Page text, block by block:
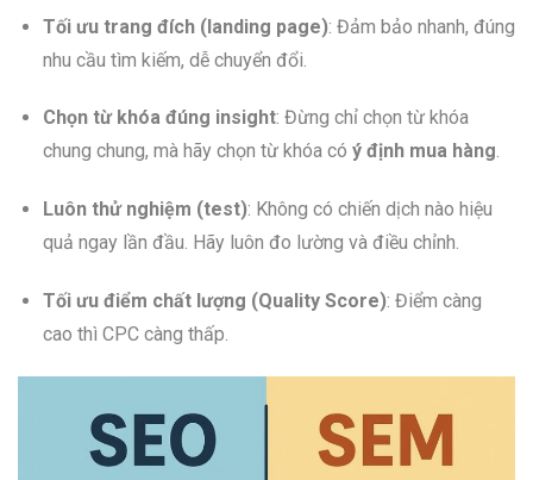
Tối ưu trang đích (landing page): Đảm bảo nhanh, đúng
nhu cầu tìm kiếm, dễ chuyển đổi.
Chọn từ khóa đúng insight: Đừng chỉ chọn từ khóa
chung chung, mà hãy chọn từ khóa có ý định mua hàng.
Luôn thử nghiệm (test): Không có chiến dịch nào hiệu
quả ngay lần đầu. Hãy luôn đo lường và điều chỉnh.
Tối ưu điểm chất lượng (Quality Score): Điểm càng
cao thì CPC càng thấp.